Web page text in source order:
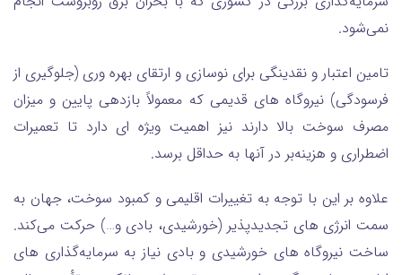
نمی‌شود.
تامین اعتبار و نقدینگی برای نوسازی و ارتقای بهره ‌وری (جلوگیری از
فرسودگی) نیروگاه ‌های قدیمی که معمولاً بازدهی پایین و میزان
مصرف سوخت بالا دارند نیز اهمیت ویژه ای دارد تا تعمیرات
اضطراری و هزینه‌بر در آنها به حداقل برسد.
علاوه بر این با توجه به تغییرات اقلیمی و کمبود سوخت، جهان به
سمت انرژی‌ های تجدیدپذیر (خورشیدی، بادی و…) حرکت می‌کند.
ساخت نیروگاه ‌های خورشیدی و بادی نیاز به سرمایه‌گذاری ‌های